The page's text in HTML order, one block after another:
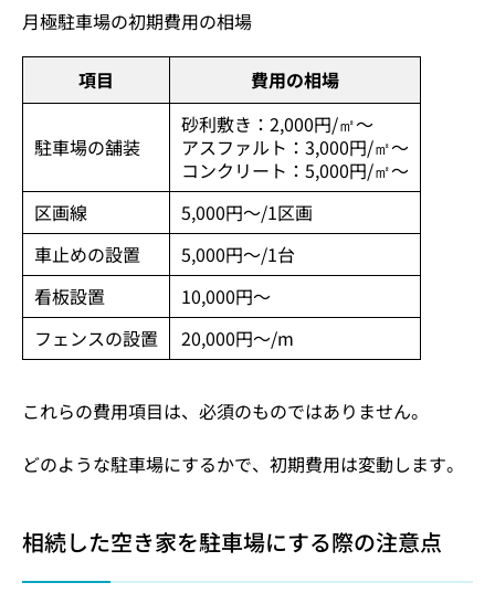
月極駐車場の初期費用の相場
項目 費用の相場
駐車場の舗装
砂利敷き：2,000円/㎡～
アスファルト：3,000円/㎡～
コンクリート：5,000円/㎡～
区画線
5,000円～/1区画
車止めの設置
5,000円～/1台
看板設置
10,000円～
フェンスの設置
20,000円～/m
これらの費用項目は、必須のものではありません。
どのような駐車場にするかで、初期費用は変動します。
相続した空き家を駐車場にする際の注意点